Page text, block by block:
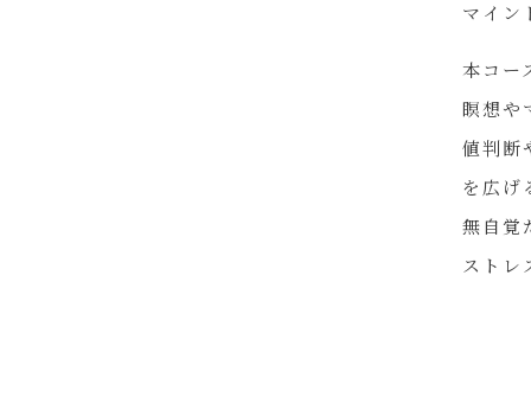
マイン
本コー
瞑想や
値判断
を広げ
無自覚
ストレ